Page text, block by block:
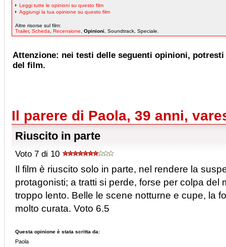
Leggi tutte le opinioni su questo film
Aggiungi la tua opinione su questo film
Altre risorse sul film:
Trailer, Scheda Recensione Opinioni , Soundtrack, Speciale.
Attenzione: nei testi delle seguenti opinioni,
del film.
Il parere di Paola, 39 anni,
Riuscito in parte
Voto 7 di 10
Il film è riuscito solo in parte, nel rendere la
protagonisti; a tratti si perde, forse per colpa del
troppo lento. Belle le scene notturne e cupe, la
molto curata. Voto 6.5
Questa opinione è stata scritta da:
Paola